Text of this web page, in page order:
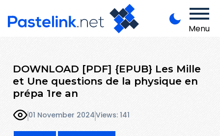
Menu
DOWNLOAD [PDF] {EPUB} Les Mille
et Une questions de la physique en
prépa 1re an
01 November 2024Views: 141